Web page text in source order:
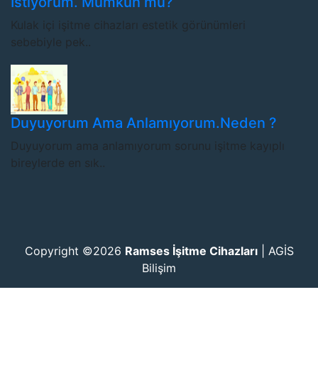
Kulak içi işitme cihazları estetik görünümleri
sebebiyle pek..
Duyuyorum Ama Anlamıyorum.Neden ?
Duyuyorum ama anlamıyorum sorunu işitme kayıplı
bireylerde en sık..
Copyright ©2026 Ramses İşitme Cihazları| AGİS
Bilişim